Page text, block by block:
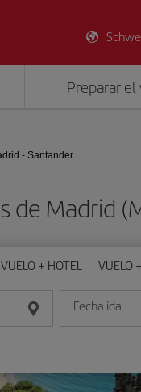
Preparar el
- Santander
de Madrid
VUELO + HOTEL VUELO
Fecha ida
Introduce la